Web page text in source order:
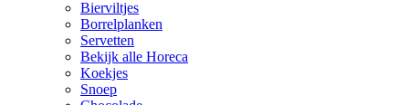
Bierviltjes
Borrelplanken
Servetten
Bekijk alle Horeca
Koekjes
Snoep